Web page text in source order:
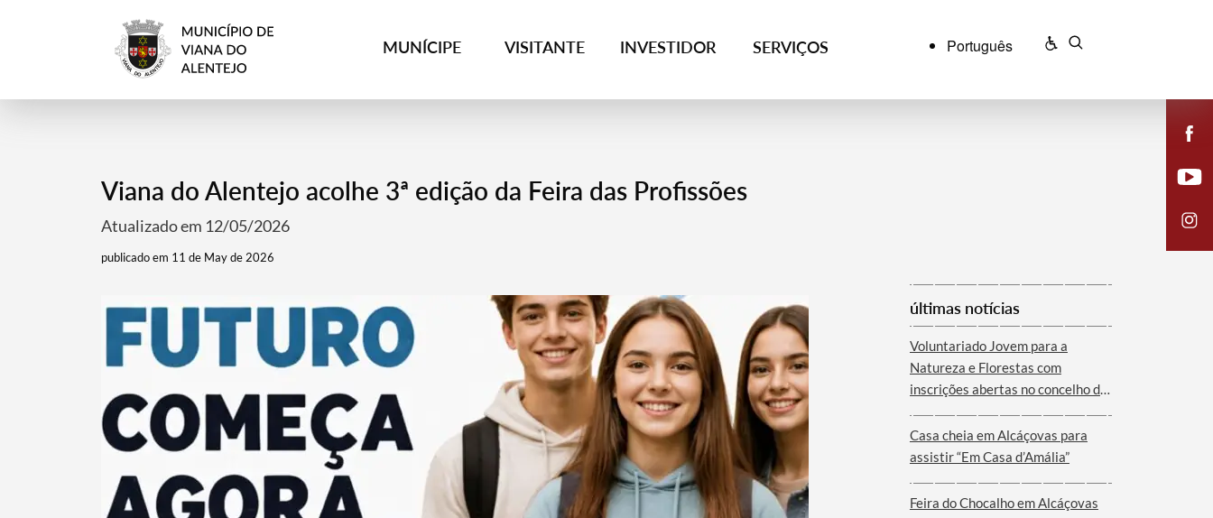
MUNÍCIPE VISITANTE INVESTIDOR SERVIÇOS Português
Viana do Alentejo acolhe 3ª edição da Feira das Profissões
Atualizado em 12/05/2026
publicado em 11 de May de 2026
últimas notícias
Voluntariado Jovem para a
Natureza e Florestas com
inscrições abertas no concelho de
Casa cheia em Alcáçovas para
assistir “Em Casa d’Amália”
Feira do Chocalho em Alcáçovas